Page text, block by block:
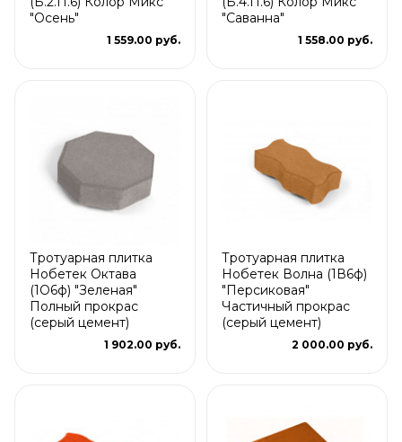
"Осень"
1 559.00 руб.
"Саванна"
1 558.00 руб.
Тротуарная плитка
Нобетек Октава
(1О6ф) "Зеленая"
Полный прокрас
(серый цемент)
1 902.00 руб.
Тротуарная плитка
Нобетек Волна (1В6ф)
"Персиковая"
Частичный прокрас
(серый цемент)
2 000.00 руб.